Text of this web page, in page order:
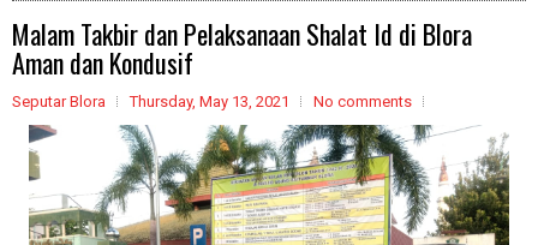
Malam Takbir dan Pelaksanaan Shalat Id di Blora
Aman dan Kondusif
Seputar Blora Thursday, May 13, 2021 No comments